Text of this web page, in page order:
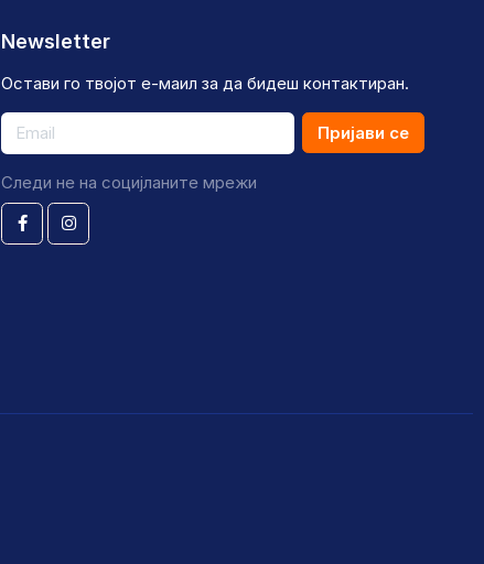
Newsletter
Остави го твојот е-маил за да бидеш контактиран.
Пријави се
Следи не на социјланите мрежи